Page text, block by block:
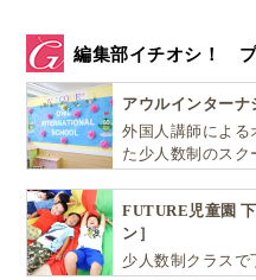
編集部イチオシ！
アウルインターナ
外国人講師による
た少人数制のス
FUTURE児童園
ン］
少人数制クラスで